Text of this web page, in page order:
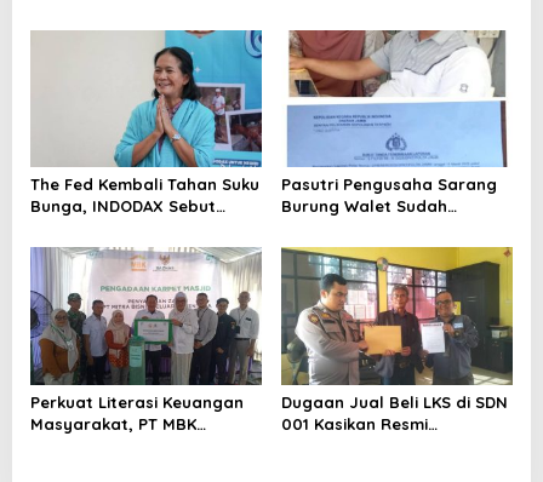
Blockchain
The Fed Kembali Tahan Suku
Bunga, INDODAX Sebut
Sentimen Pasar
Pasutri Pengusaha Sarang
Burung Walet Sudah
Pelapor Desak Polda Jambi
Segera Lakukan Penahanan
Perkuat Literasi Keuangan
Masyarakat, PT MBK
Dugaan Jual Beli LKS di SDN
001 Kasikan Resmi